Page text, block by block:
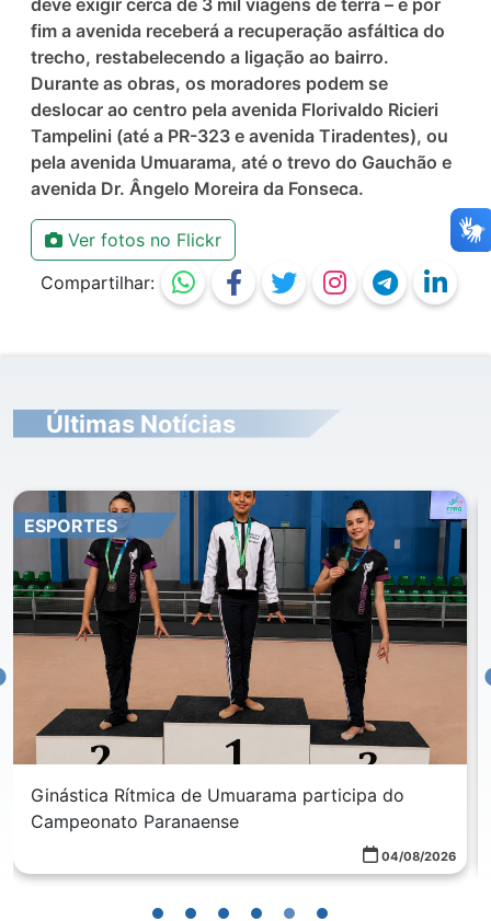
fim a avenida receberá a recuperação asfáltica do
trecho, restabelecendo a ligação ao bairro.
Durante as obras, os moradores podem se
deslocar ao centro pela avenida Florivaldo Ricieri
Tampelini (até a PR-323 e avenida Tiradentes), ou
pela avenida Umuarama, até o trevo do Gauchão e
avenida Dr. Ângelo Moreira da Fonseca.
Ver fotos no Flickr
Compartilhar:
Últimas Notícias
ESPORTES
Ginástica Rítmica de Umuarama participa do
Campeonato Paranaense
04/08/2026